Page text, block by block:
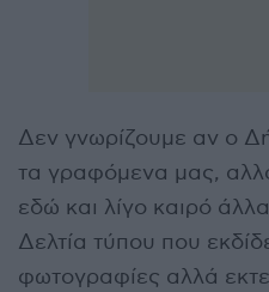
Δεν γνωρίζουμε αν ο
τα γραφόμενα μας,
εδώ και λίγο καιρό
Δελτία τύπου που
φωτογραφίες αλλά